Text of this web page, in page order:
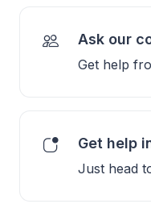
Ask our
Get help
Get help
Just head